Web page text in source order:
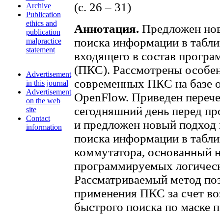
Archive
Publication
ethics and
publication
malpractice
statement
Advertisement
in this journal
Advertisement
on the web
site
Contact
information
(c. 26 – 31)
Аннотация. Предложен
поиска информации в
входящего в состав
(ПКС). Рассмотрены
современных ПКС на базе
OpenFlow. Приведен
сегодняшний день перед
и предложен новый подход
поиска информации в
коммутатора, основанный
программируемых
Рассматриваемый метод
применения ПКС за счет
быстрого поиска по маске